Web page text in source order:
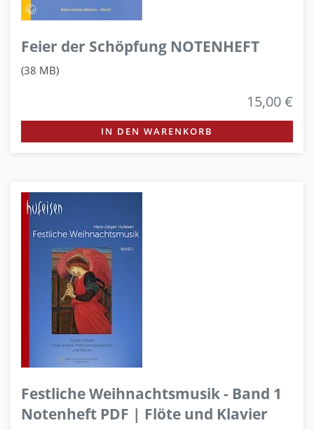
Feier der Schöpfung NOTENHEFT
(38 MB)
15,00 €
IN DEN WARENKORB
Festliche Weihnachtsmusik - Band 1
Notenheft PDF | Flöte und Klavier